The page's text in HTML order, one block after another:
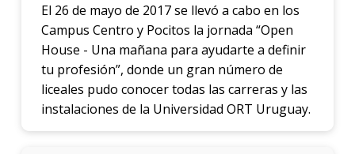
El 26 de mayo de 2017 se llevó a cabo en los
Campus Centro y Pocitos la jornada “Open
House - Una mañana para ayudarte a definir
tu profesión”, donde un gran número de
liceales pudo conocer todas las carreras y las
instalaciones de la Universidad ORT Uruguay.